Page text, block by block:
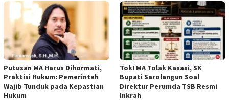
Putusan MA Harus Dihormati,
Praktisi Hukum: Pemerintah
Wajib Tunduk pada Kepastian
Hukum
Tok! MA Tolak Kasasi, SK
Bupati Sarolangun Soal
Direktur Perumda TSB Resmi
Inkrah